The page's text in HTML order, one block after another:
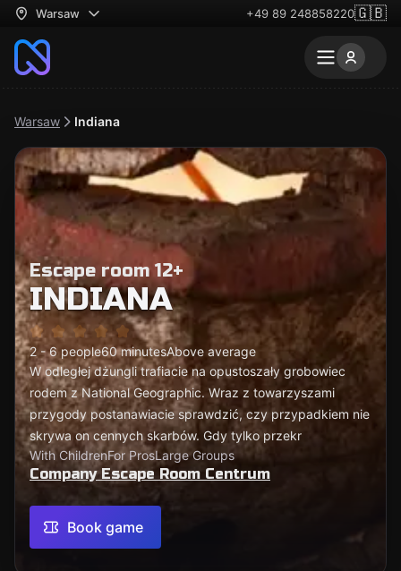
Warsaw +49 89 248858220🇬🇧
Warsaw Indiana
Escape room 12+
INDIANA
2 - 6 people60 minutesAbove average
W odległej dżungli trafiacie na opustoszały grobowiec
rodem z National Geographic. Wraz z towarzyszami
przygody postanawiacie sprawdzić, czy przypadkiem nie
skrywa on cennych skarbów. Gdy tylko przekr
With ChildrenFor ProsLarge Groups
Company Escape Room Centrum
Book game